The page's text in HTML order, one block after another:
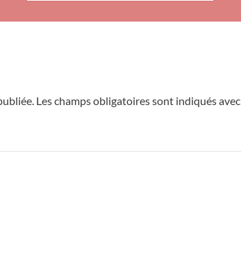
Les champs obligatoires sont indiqués avec